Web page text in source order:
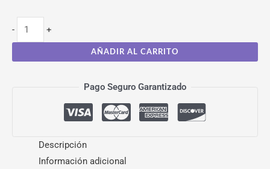
- +
AÑADIR AL CARRITO
Pago Seguro Garantizado
Descripción
Información adicional